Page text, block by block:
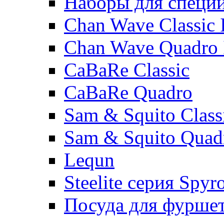
Chan Wave
Chan Wave
CaBaRe Classic
CaBaRe Quadro
Sam & Squito
Sam & Squito
Lequn
Steelite серия
Посуда для